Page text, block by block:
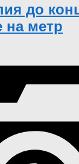
до
на метр